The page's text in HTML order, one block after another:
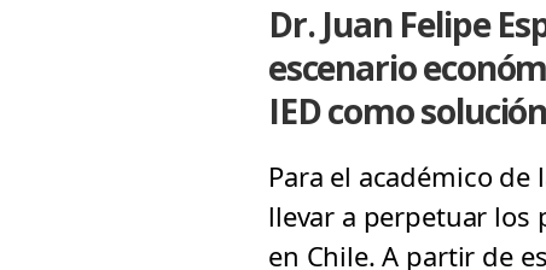
Dr. Juan Felipe
escenario
IED como
Para el académico de
llevar a perpetuar los
en Chile. A partir de